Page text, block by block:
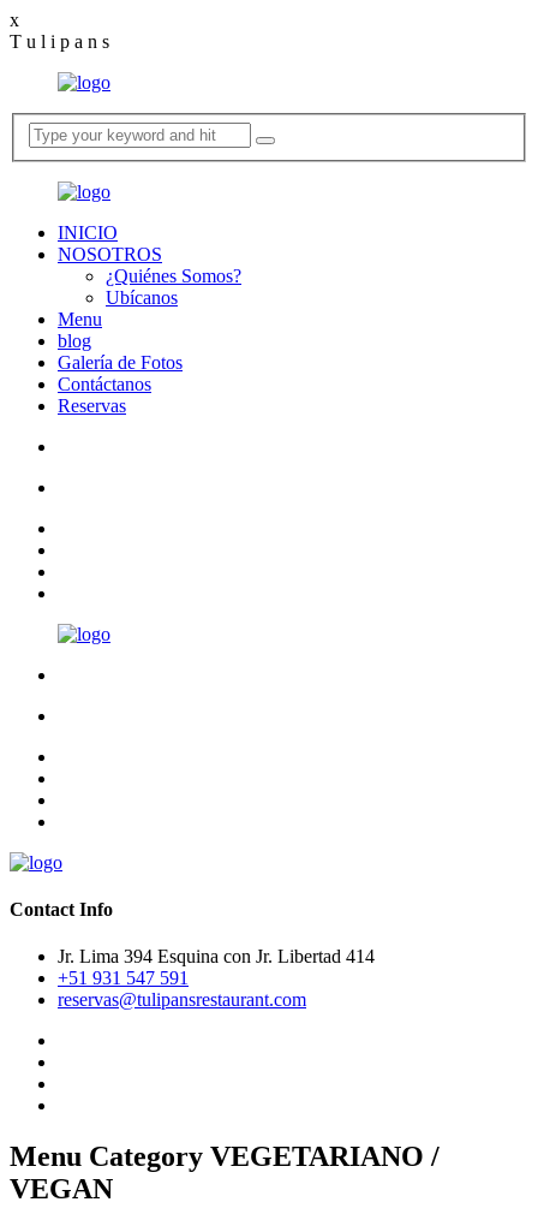
x
T u l i p a n s
INICIO
NOSOTROS
¿Quiénes Somos?
Ubícanos
Menu
blog
Galería de Fotos
Contáctanos
Reservas
Contact Info
Jr. Lima 394 Esquina con Jr. Libertad 414
+51 931 547 591
reservas@tulipansrestaurant.com
Menu Category VEGETARIANO /
VEGAN